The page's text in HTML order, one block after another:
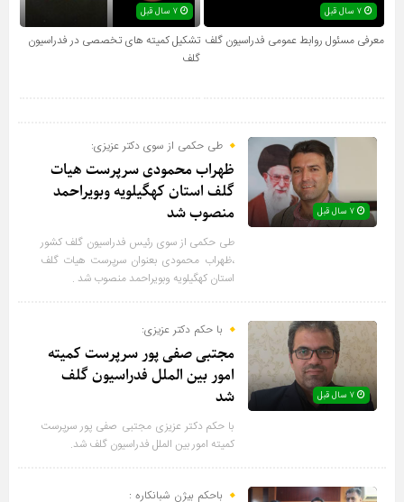
۷ سال قبل
معرفی مسئول روابط عمومی فدراسیون گلف تشکیل کمیته های تخصصی در فدراسیون
گلف
طی حکمی از سوی دکتر عزیزی:
ظهراب محمودی سرپرست هیات
گلف استان کهگیلویه وبویراحمد
منصوب شد
طی حکمی از سوی رئیس فدراسیون گلف کشور
،ظهراب محمودی بعنوان سرپرست هیات گلف
استان کهگیلویه وبویراحمد منصوب شد .
با حکم دکتر عزیزی:
مجتبی صفی پور سرپرست کمیته
امور بین الملل فدراسیون گلف
شد
با حکم دکتر عزیزی مجتبی صفی پور سرپرست
کمیته امور بین الملل فدراسیون گلف شد.
باحکم بیژن شبانکاره :